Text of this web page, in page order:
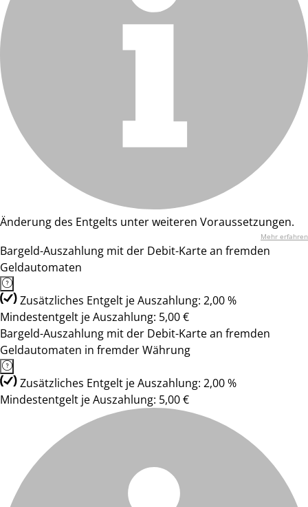
Änderung des Entgelts unter weiteren Voraussetzungen.
Mehr erfahren
Bargeld-Auszahlung mit der Debit-Karte an fremden
Geldautomaten
Zusätzliches Entgelt je Auszahlung: 2,00 %
Mindestentgelt je Auszahlung: 5,00 €
Bargeld-Auszahlung mit der Debit-Karte an fremden
Geldautomaten in fremder Währung
Zusätzliches Entgelt je Auszahlung: 2,00 %
Mindestentgelt je Auszahlung: 5,00 €